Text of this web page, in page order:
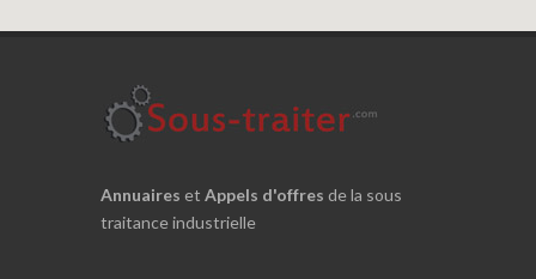
Annuaires et Appels d'offres de la sous
traitance industrielle